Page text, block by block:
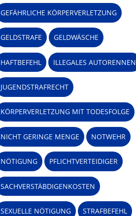
GEFÄHRLICHE KÖRPERVERLETZUNG
GELDSTRAFE GELDWÄSCHE
HAFTBEFEHL ILLEGALES AUTORENNEN
JUGENDSTRAFRECHT
KÖRPERVERLETZUNG MIT TODESFOLGE
NICHT GERINGE MENGE NOTWEHR
NÖTIGUNG PFLICHTVERTEIDIGER
SACHVERSTÄBDIGENKOSTEN
SEXUELLE NÖTIGUNG STRAFBEFEHL